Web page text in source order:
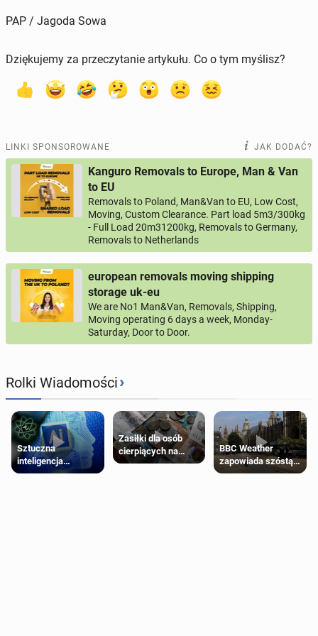
PAP / Jagoda Sowa
Dziękujemy za przeczytanie artykułu. Co o tym myślisz?
LINKI SPONSOROWANE JAK DODAĆ?
Kanguro Removals to Europe, Man & Van
to EU
Removals to Poland, Man&Van to EU, Low Cost,
Moving, Custom Clearance. Part load 5m3/300kg
- Full Load 20m31200kg, Removals to Germany,
Removals to Netherlands
european removals moving shipping
storage uk-eu
We are No1 Man&Van, Removals, Shipping,
Moving operating 6 days a week, Monday-
Saturday, Door to Door.
Rolki Wiadomości›
Sztuczna
inteligencja
próbowała oszukać
Zasiłki dla osób
cierpiących na
schorzenia
BBC Weather
zapowiada szóstą
falę upałów w